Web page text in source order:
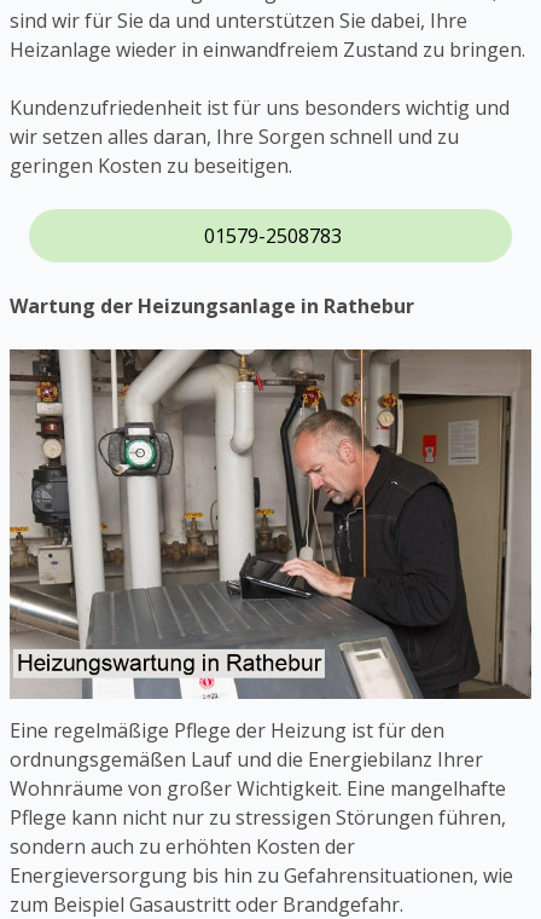
sind wir für Sie da und unterstützen Sie dabei, Ihre
Heizanlage wieder in einwandfreiem Zustand zu bringen.
Kundenzufriedenheit ist für uns besonders wichtig und
wir setzen alles daran, Ihre Sorgen schnell und zu
geringen Kosten zu beseitigen.
01579-2508783
Wartung der Heizungsanlage in Rathebur
Eine regelmäßige Pflege der Heizung ist für den
ordnungsgemäßen Lauf und die Energiebilanz Ihrer
Wohnräume von großer Wichtigkeit. Eine mangelhafte
Pflege kann nicht nur zu stressigen Störungen führen,
sondern auch zu erhöhten Kosten der
Energieversorgung bis hin zu Gefahrensituationen, wie
zum Beispiel Gasaustritt oder Brandgefahr.